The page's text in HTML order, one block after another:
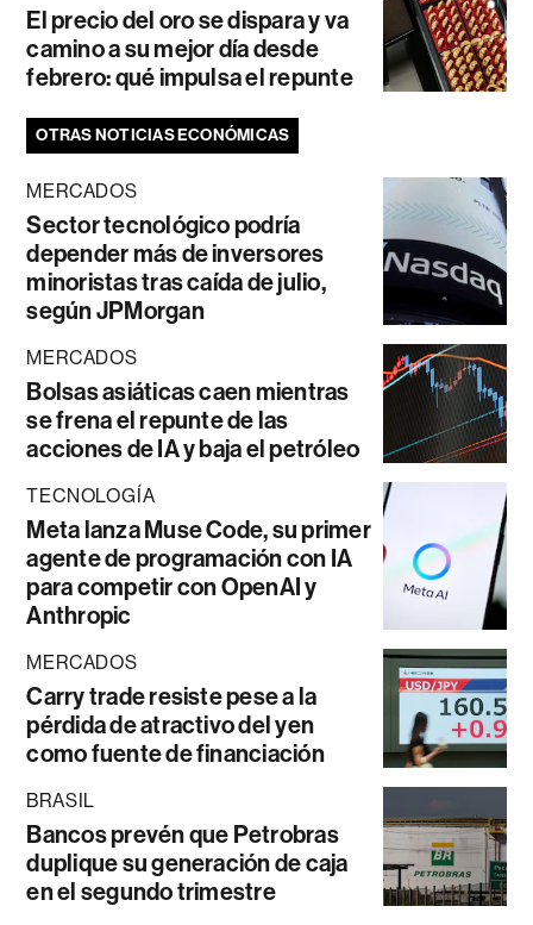
El precio del oro se dispara y va
camino a su mejor día desde
febrero: qué impulsa el repunte
OTRAS NOTICIAS ECONÓMICAS
MERCADOS
Sector tecnológico podría
depender más de inversores
minoristas tras caída de julio,
según JPMorgan
MERCADOS
Bolsas asiáticas caen mientras
se frena el repunte de las
acciones de IA y baja el petróleo
TECNOLOGÍA
Meta lanza Muse Code, su primer
agente de programación con IA
para competir con OpenAI y
Anthropic
MERCADOS
Carry trade resiste pese a la
pérdida de atractivo del yen
como fuente de financiación
BRASIL
Bancos prevén que Petrobras
duplique su generación de caja
en el segundo trimestre